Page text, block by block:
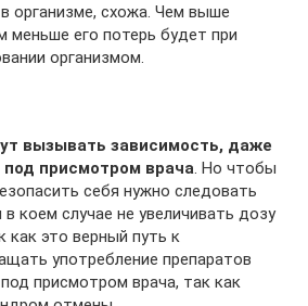
организме, схожа. Чем выше
меньше его потерь будет при
организмом.
вызывать зависимость, даже
под присмотром врача. Но чтобы
себя нужно следовать
в коем случае не увеличивать дозу
как это верный путь к
употребление препаратов
присмотром врача, так как